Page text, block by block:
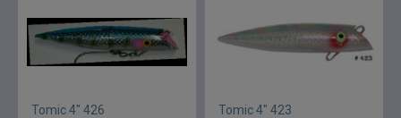
Tomic 4" 426 Tomic 4" 423